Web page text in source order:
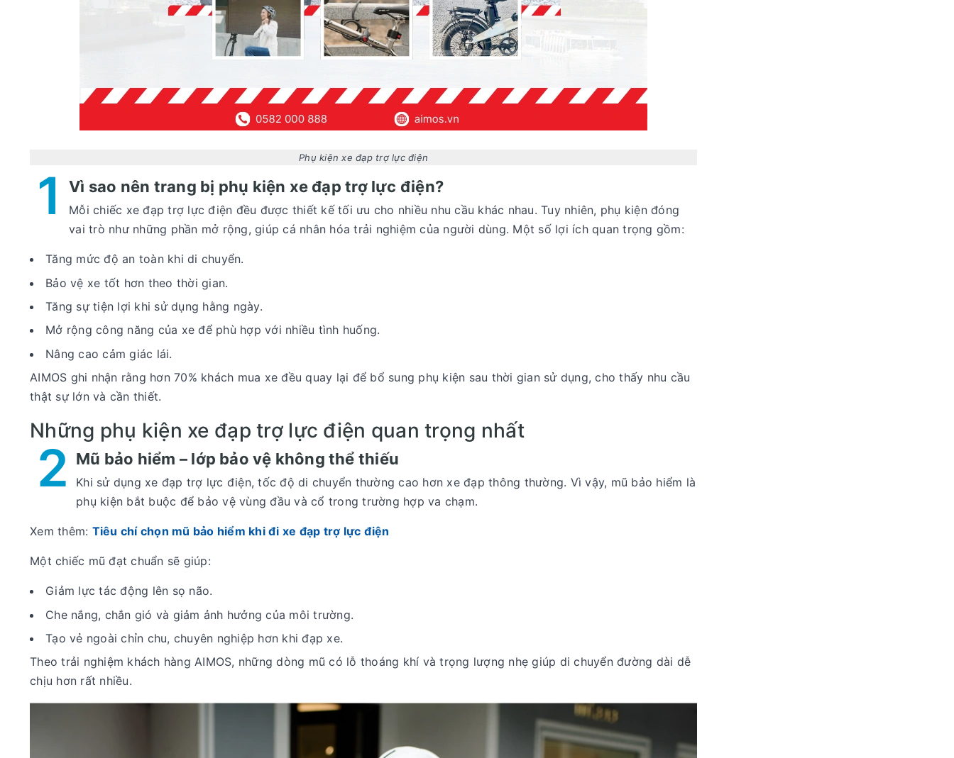
Phụ kiện xe đạp trợ lực điện
1 Vì sao nên trang bị phụ kiện xe đạp trợ lực điện?
Mỗi chiếc xe đạp trợ lực điện đều được thiết kế tối ưu cho nhiều nhu cầu khác nhau. Tuy nhiên, phụ kiện đóng
vai trò như những phần mở rộng, giúp cá nhân hóa trải nghiệm của người dùng. Một số lợi ích quan trọng gồm:
Tăng mức độ an toàn khi di chuyển.
Bảo vệ xe tốt hơn theo thời gian.
Tăng sự tiện lợi khi sử dụng hằng ngày.
Mở rộng công năng của xe để phù hợp với nhiều tình huống.
Nâng cao cảm giác lái.
AIMOS ghi nhận rằng hơn 70% khách mua xe đều quay lại để bổ sung phụ kiện sau thời gian sử dụng, cho thấy nhu cầu
thật sự lớn và cần thiết.
Những phụ kiện xe đạp trợ lực điện quan trọng nhất
2 Mũ bảo hiểm – lớp bảo vệ không thể thiếu
Khi sử dụng xe đạp trợ lực điện, tốc độ di chuyển thường cao hơn xe đạp thông thường. Vì vậy, mũ bảo hiểm là
phụ kiện bắt buộc để bảo vệ vùng đầu và cổ trong trường hợp va chạm.
Xem thêm: Tiêu chí chọn mũ bảo hiểm khi đi xe đạp trợ lực điện
Một chiếc mũ đạt chuẩn sẽ giúp:
Giảm lực tác động lên sọ não.
Che nắng, chắn gió và giảm ảnh hưởng của môi trường.
Tạo vẻ ngoài chỉn chu, chuyên nghiệp hơn khi đạp xe.
Theo trải nghiệm khách hàng AIMOS, những dòng mũ có lỗ thoáng khí và trọng lượng nhẹ giúp di chuyển đường dài dễ
chịu hơn rất nhiều.